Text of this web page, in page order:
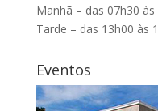
Manhã – das 07h30 às
Tarde – das 13h00 às
Eventos